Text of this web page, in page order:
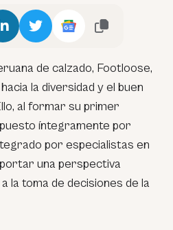
de calzado, Footloose,
la diversidad y el buen
al formar su primer
íntegramente por
por especialistas en
una perspectiva
la toma de decisiones de la